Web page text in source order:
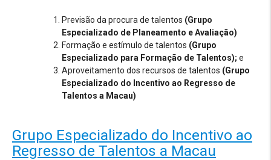
Previsão da procura de talentos (Grupo
Especializado de Planeamento e Avaliação)
Formação e estímulo de talentos (Grupo
Especializado para Formação de Talentos); e
Aproveitamento dos recursos de talentos (Grupo
Especializado do Incentivo ao Regresso de
Talentos a Macau)
Grupo Especializado do Incentivo ao
Regresso de Talentos a Macau